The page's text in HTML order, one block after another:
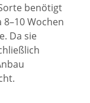
benötigt
Wochen
Da sie